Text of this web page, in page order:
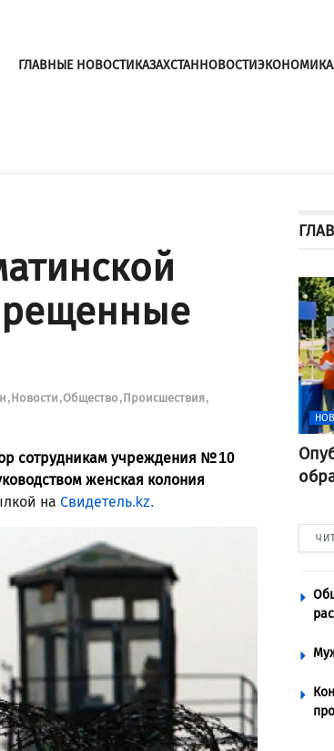
ГЛАВНЫЕ НОВОСТИКАЗАХСТАННОВОСТИЭКОНОМИКА
НовостиОбщество Происшествия
сотрудникам учреждения № 10
женская колония
на Свидетель.kz.